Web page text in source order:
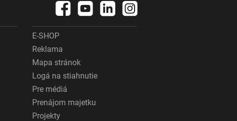
E-SHOP
Reklama
Mapa stránok
Logá na stiahnutie
Pre médiá
Prenájom majetku
Projekty